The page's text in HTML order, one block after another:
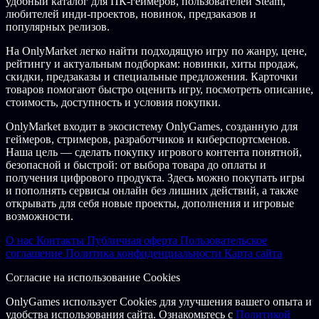
любителей инди-проектов, новинок, предзаказов и
популярных релизов.
На OnlyMarket легко найти подходящую игру по жанру, цене,
рейтингу и актуальным подборкам: новинки, хиты продаж,
скидки, предзаказы и специальные предложения. Карточки
товаров помогают быстро оценить игру, посмотреть описание,
стоимость, доступность и условия покупки.
OnlyMarket входит в экосистему OnlyGames, созданную для
геймеров, стримеров, разработчиков и киберспортсменов.
Наша цель — сделать покупку игрового контента понятной,
безопасной и быстрой: от выбора товара до оплаты и
получения цифрового продукта. Здесь можно покупать игры
и пополнять сервисы онлайн без лишних действий, а также
открывать для себя новые проекты, дополнения и игровые
возможности.
О нас Контакты Публичная оферта Пользовательское
соглашение Политика конфиденциальности Карта сайта
Согласие на использование Cookies
OnlyGames использует Cookies для улучшения вашего опыта и
удобства использования сайта. Ознакомьтесь с Политикой